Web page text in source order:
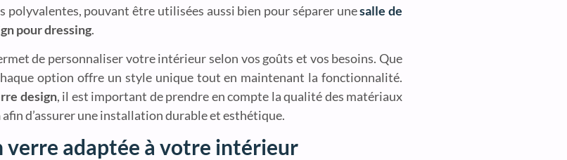
polyvalentes, pouvant être utilisées aussi bien pour séparer unesalle de
pour dressing.
de personnaliser votre intérieur selon vos goûts et vos besoins. Que
option offre un style unique tout en maintenant la fonctionnalité.
design, il est important de prendre en compte la qualité des matériaux
afin d’assurer une installation durable et esthétique.
verre adaptée à votre intérieur